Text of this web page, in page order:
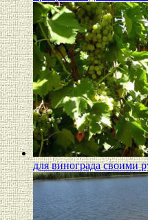
для винограда своими